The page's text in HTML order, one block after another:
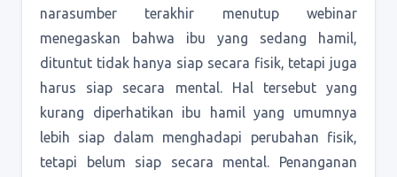
narasumber terakhir menutup webinar
menegaskan bahwa ibu yang sedang hamil,
dituntut tidak hanya siap secara fisik, tetapi juga
harus siap secara mental. Hal tersebut yang
kurang diperhatikan ibu hamil yang umumnya
lebih siap dalam menghadapi perubahan fisik,
tetapi belum siap secara mental. Penanganan